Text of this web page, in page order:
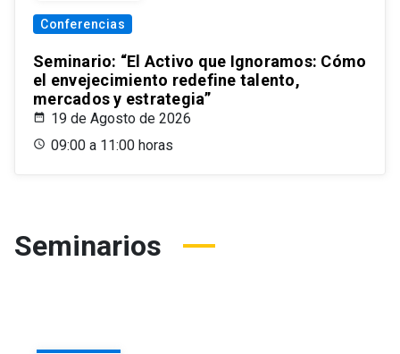
Conferencias
Seminario: “El Activo que Ignoramos: Cómo
el envejecimiento redefine talento,
mercados y estrategia”
19 de Agosto de 2026
09:00 a 11:00 horas
Seminarios